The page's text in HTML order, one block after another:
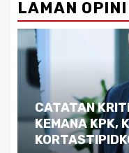
LAMAN OPINI
Dilema Kaltim
Kutukan
Pemimpin